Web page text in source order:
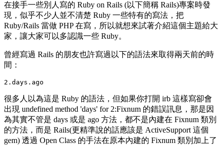
在接手一些別人寫的 Ruby on Rails (以下簡稱 Rails)專案時發
現，似乎不少人並不清楚 Ruby 一些特有的寫法，把
Ruby/Rails 當做 PHP 在寫，所以就想來試著介紹這個主題給大
家，讓大家可以多認識一些 Ruby。
曾經寫過 Rails 的朋友也許寫過以下的語法來取得兩天前的時
間：
很多人以為這是 Ruby 的語法，但如果你打開 irb 這樣寫卻會
出現 undefined method 'days' for 2:Fixnum 的錯誤訊息，那是因
為其實不管是 days 或是 ago 方法，都不是內建在 Fixnum 類別
的方法，而是 Rails(更精準說的話應該是 ActiveSupport 這個
gem) 透過 Open Class 的手法在原本內建的 Fixnum 類別加上了